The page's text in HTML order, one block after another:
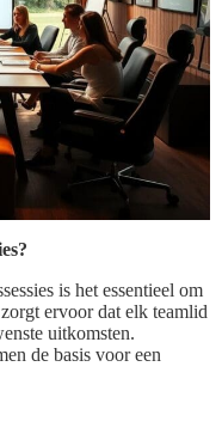
is het essentieel om
ervoor dat elk teamlid
uitkomsten.
de basis voor een